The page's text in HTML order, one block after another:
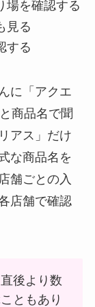
場を確認する
見る
する
に「アクエ
商品名で聞
アス」だけ
な商品名を
舗ごとの入
店舗で確認
後より数
ともあり